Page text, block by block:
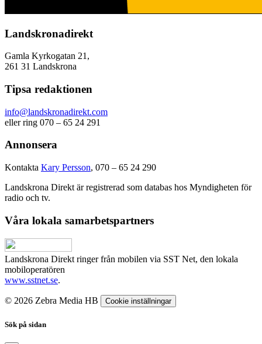
Landskronadirekt
Gamla Kyrkogatan 21,
261 31 Landskrona
Tipsa redaktionen
info@landskronadirekt.com
eller ring 070 – 65 24 291
Annonsera
Kontakta Kary Persson, 070 – 65 24 290
Landskrona Direkt är registrerad som databas hos Myndigheten för
radio och tv.
Våra lokala samarbetspartners
Landskrona Direkt ringer från mobilen via SST Net, den lokala
mobiloperatören
www.sstnet.se.
© 2026 Zebra Media HB Cookie inställningar
Sök på sidan